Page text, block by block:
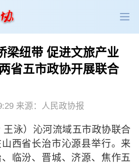
政协新闻 政协机构
市县政协 专题荟萃
梁纽带 促进文旅产业
省五市政协开展联合
来源：人民政协报
泳）沁河流域五市政协联合
西省长治市沁源县举行。来
临汾、晋城、济源、焦作五